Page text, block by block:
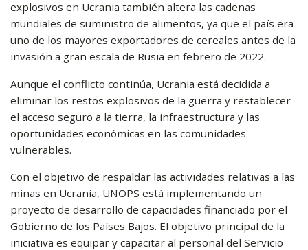
explosivos en Ucrania también altera las cadenas
mundiales de suministro de alimentos, ya que el país era
uno de los mayores exportadores de cereales antes de la
invasión a gran escala de Rusia en febrero de 2022.
Aunque el conflicto continúa, Ucrania está decidida a
eliminar los restos explosivos de la guerra y restablecer
el acceso seguro a la tierra, la infraestructura y las
oportunidades económicas en las comunidades
vulnerables.
Con el objetivo de respaldar las actividades relativas a las
minas en Ucrania, UNOPS está implementando un
proyecto de desarrollo de capacidades financiado por el
Gobierno de los Países Bajos. El objetivo principal de la
iniciativa es equipar y capacitar al personal del Servicio